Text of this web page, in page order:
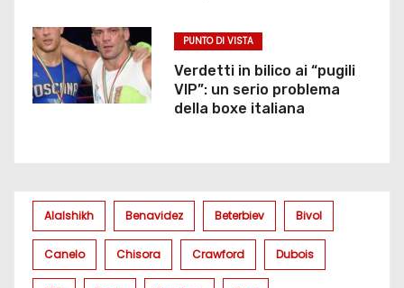
PUNTO DI VISTA
Verdetti in bilico ai “pugili
VIP”: un serio problema
della boxe italiana
Alalshikh Benavidez Beterbiev Bivol
Canelo Chisora Crawford Dubois